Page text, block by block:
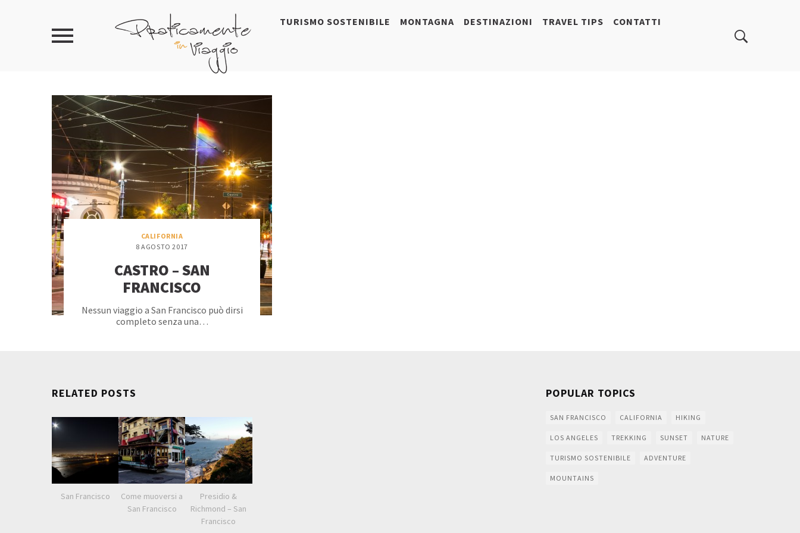
TURISMO SOSTENIBILE MONTAGNA DESTINAZIONI TRAVEL TIPS CONTATTI
CALIFORNIA
8 AGOSTO 2017
CASTRO – SAN
FRANCISCO
Nessun viaggio a San Francisco può dirsi
completo senza una…
RELATED POSTS
San Francisco
Come muoversi a
San Francisco
Presidio &
Richmond – San
Francisco
POPULAR TOPICS
SAN FRANCISCO CALIFORNIA HIKING
LOS ANGELES TREKKING SUNSET NATURE
TURISMO SOSTENIBILE ADVENTURE
MOUNTAINS